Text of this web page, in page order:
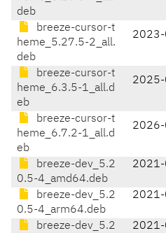
deb
breeze-cursor-t
heme_5.27.5-2_all.
deb
breeze-cursor-t
heme_6.3.5-1_all.d
eb
breeze-cursor-t
heme_6.7.2-1_all.d
eb
breeze-dev_5.2
0.5-4_amd64.deb
breeze-dev_5.2
0.5-4_arm64.deb
breeze-dev_5.2